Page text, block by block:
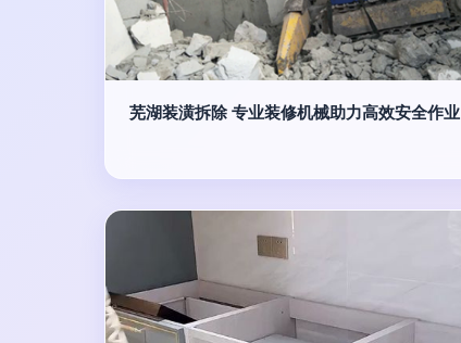
芜湖装潢拆除 专业装修机械助力高效安全作业